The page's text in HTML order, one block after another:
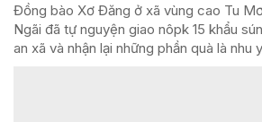
Đồng bào Xơ Đăng ở xã vùng cao Tu
Ngãi đã tự nguyện giao nôpk 15 khẩu
an xã và nhận lại những phần quà là nhu